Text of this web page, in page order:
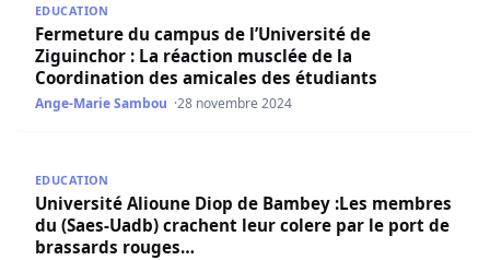
EDUCATION
Fermeture du campus de l’Université de
Ziguinchor : La réaction musclée de la
Coordination des amicales des étudiants
Ange-Marie Sambou 28 novembre 2024
EDUCATION
Université Alioune Diop de Bambey :Les membres
du (Saes-Uadb) crachent leur colere par le port de
brassards rouges…